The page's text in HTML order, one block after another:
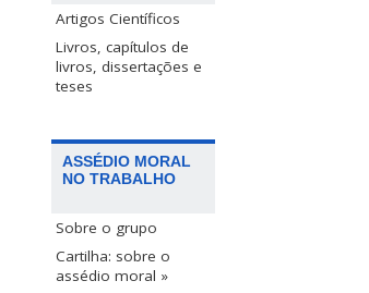
Artigos Científicos
Livros, capítulos de
livros, dissertações e
teses
ASSÉDIO MORAL
NO TRABALHO
Sobre o grupo
Cartilha: sobre o
assédio moral »